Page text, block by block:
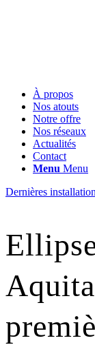
À propos
Nos atouts
Notre offre
Nos réseaux
Actualités
Contact
Menu Menu
Dernières